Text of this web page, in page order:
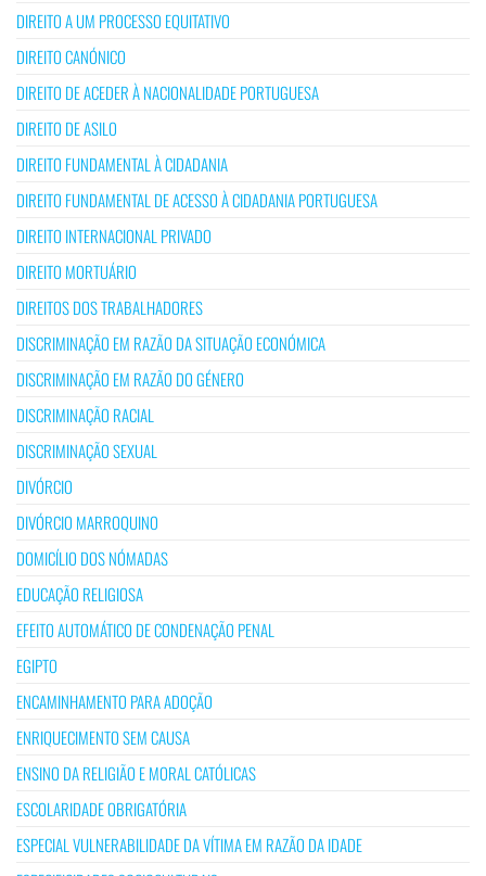
DIREITO A UM PROCESSO EQUITATIVO
DIREITO CANÓNICO
DIREITO DE ACEDER À NACIONALIDADE PORTUGUESA
DIREITO DE ASILO
DIREITO FUNDAMENTAL À CIDADANIA
DIREITO FUNDAMENTAL DE ACESSO À CIDADANIA PORTUGUESA
DIREITO INTERNACIONAL PRIVADO
DIREITO MORTUÁRIO
DIREITOS DOS TRABALHADORES
DISCRIMINAÇÃO EM RAZÃO DA SITUAÇÃO ECONÓMICA
DISCRIMINAÇÃO EM RAZÃO DO GÉNERO
DISCRIMINAÇÃO RACIAL
DISCRIMINAÇÃO SEXUAL
DIVÓRCIO
DIVÓRCIO MARROQUINO
DOMICÍLIO DOS NÓMADAS
EDUCAÇÃO RELIGIOSA
EFEITO AUTOMÁTICO DE CONDENAÇÃO PENAL
EGIPTO
ENCAMINHAMENTO PARA ADOÇÃO
ENRIQUECIMENTO SEM CAUSA
ENSINO DA RELIGIÃO E MORAL CATÓLICAS
ESCOLARIDADE OBRIGATÓRIA
ESPECIAL VULNERABILIDADE DA VÍTIMA EM RAZÃO DA IDADE